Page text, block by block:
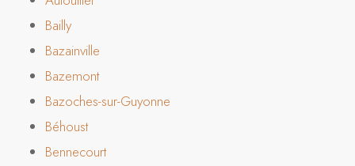
Bailly
Bazainville
Bazemont
Bazoches-sur-Guyonne
Béhoust
Bennecourt